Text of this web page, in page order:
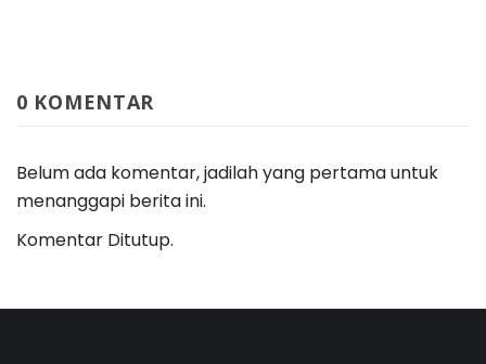
0 KOMENTAR
Belum ada komentar, jadilah yang pertama untuk
menanggapi berita ini.
Komentar Ditutup.